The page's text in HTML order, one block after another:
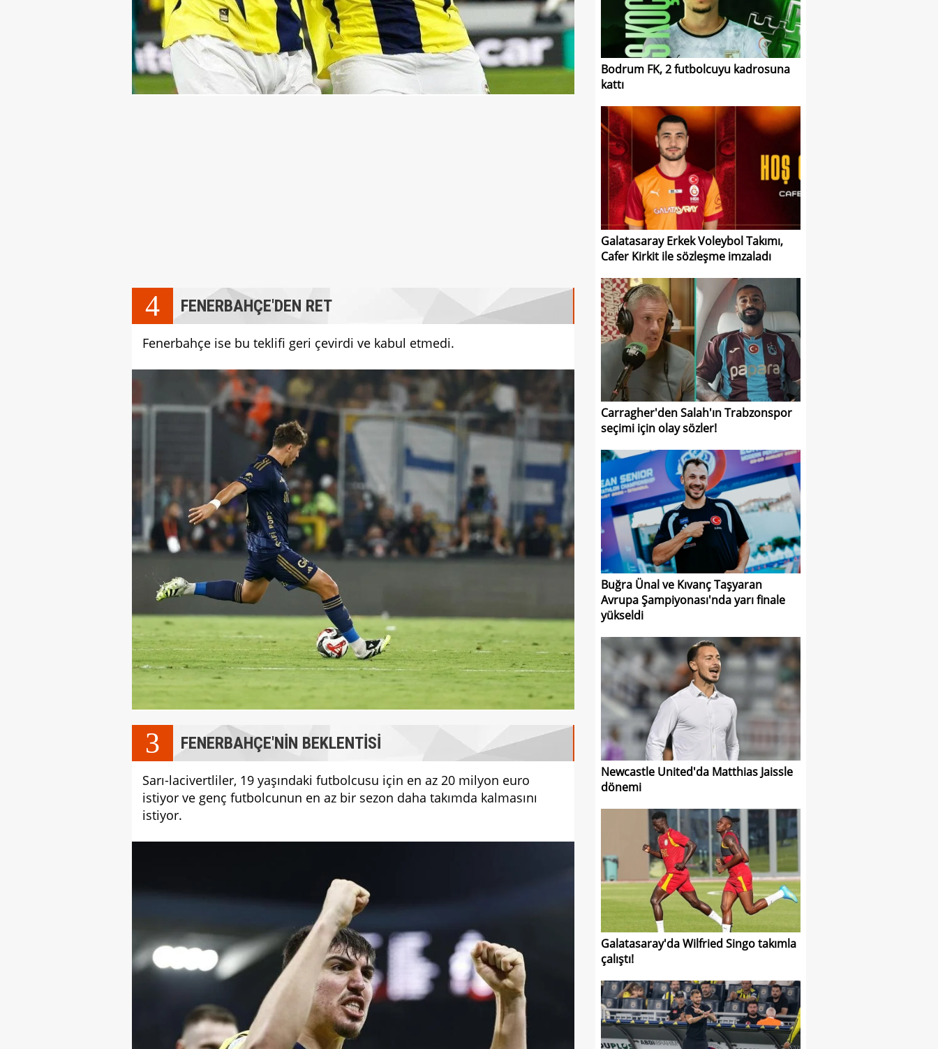
4 FENERBAHÇE'DEN RET
Fenerbahçe ise bu teklifi geri çevirdi ve kabul etmedi.
3 FENERBAHÇE'NİN BEKLENTİSİ
Sarı-lacivertliler, 19 yaşındaki futbolcusu için en az 20 milyon euro
istiyor ve genç futbolcunun en az bir sezon daha takımda kalmasını
istiyor.
Bodrum FK, 2 futbolcuyu kadrosuna
kattı
Galatasaray Erkek Voleybol Takımı,
Cafer Kirkit ile sözleşme imzaladı
Carragher'den Salah'ın Trabzonspor
seçimi için olay sözler!
Buğra Ünal ve Kıvanç Taşyaran
Avrupa Şampiyonası'nda yarı finale
yükseldi
Newcastle United'da Matthias Jaissle
dönemi
Galatasaray'da Wilfried Singo takımla
çalıştı!